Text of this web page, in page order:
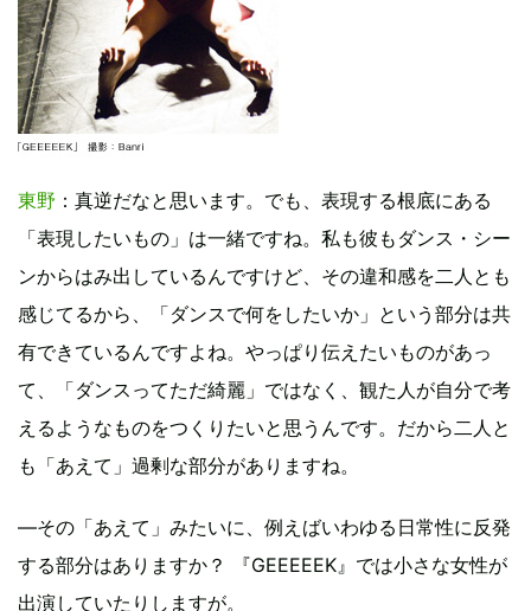
東野 ：真逆だなと思います。でも、表現する根底にある
「表現したいもの」は一緒ですね。私も彼もダンス・シー
ンからはみ出しているんですけど、その違和感を二人とも
感じてるから、「ダンスで何をしたいか」という部分は共
有できているんですよね。やっぱり伝えたいものがあっ
て、「ダンスってただ綺麗」ではなく、観た人が自分で考
えるようなものをつくりたいと思うんです。だから二人と
も「あえて」過剰な部分がありますね。
―その「あえて」みたいに、例えばいわゆる日常性に反発
する部分はありますか？ 『GEEEEEK』では小さな女性が
出演していたりしますが。